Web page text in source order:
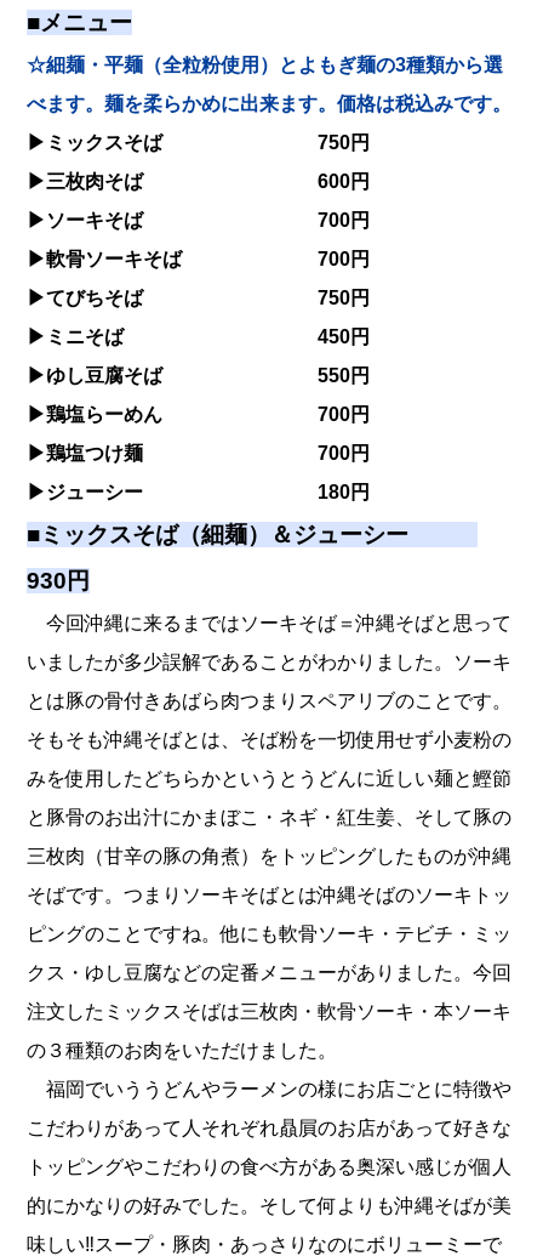
■メニュー
☆細麺・平麺（全粒粉使用）とよもぎ麺の3種類から選
べます。麺を柔らかめに出来ます。価格は税込みです。
▶︎ミックスそば 750円
▶︎三枚肉そば 600円
▶︎ソーキそば 700円
▶︎軟骨ソーキそば 700円
▶︎てびちそば 750円
▶︎ミニそば 450円
▶︎ゆし豆腐そば 550円
▶︎鶏塩らーめん 700円
▶︎鶏塩つけ麺 700円
▶︎ジューシー 180円
■ミックスそば（細麺）＆ジューシー
930円
今回沖縄に来るまではソーキそば＝沖縄そばと思って
いましたが多少誤解であることがわかりました。ソーキ
とは豚の骨付きあばら肉つまりスペアリブのことです。
そもそも沖縄そばとは、そば粉を一切使用せず小麦粉の
みを使用したどちらかというとうどんに近しい麺と鰹節
と豚骨のお出汁にかまぼこ・ネギ・紅生姜、そして豚の
三枚肉（甘辛の豚の角煮）をトッピングしたものが沖縄
そばです。つまりソーキそばとは沖縄そばのソーキトッ
ピングのことですね。他にも軟骨ソーキ・テビチ・ミッ
クス・ゆし豆腐などの定番メニューがありました。今回
注文したミックスそばは三枚肉・軟骨ソーキ・本ソーキ
の３種類のお肉をいただけました。
福岡でいううどんやラーメンの様にお店ごとに特徴や
こだわりがあって人それぞれ贔屓のお店があって好きな
トッピングやこだわりの食べ方がある奥深い感じが個人
的にかなりの好みでした。そして何よりも沖縄そばが美
味しい‼️スープ・豚肉・あっさりなのにボリューミーで